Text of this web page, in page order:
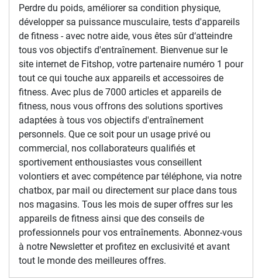
Perdre du poids, améliorer sa condition physique,
développer sa puissance musculaire, tests d'appareils
de fitness - avec notre aide, vous êtes sûr d‘atteindre
tous vos objectifs d'entraînement. Bienvenue sur le
site internet de Fitshop, votre partenaire numéro 1 pour
tout ce qui touche aux appareils et accessoires de
fitness. Avec plus de 7000 articles et appareils de
fitness, nous vous offrons des solutions sportives
adaptées à tous vos objectifs d'entraînement
personnels. Que ce soit pour un usage privé ou
commercial, nos collaborateurs qualifiés et
sportivement enthousiastes vous conseillent
volontiers et avec compétence par téléphone, via notre
chatbox, par mail ou directement sur place dans tous
nos magasins. Tous les mois de super offres sur les
appareils de fitness ainsi que des conseils de
professionnels pour vos entraînements. Abonnez-vous
à notre Newsletter et profitez en exclusivité et avant
tout le monde des meilleures offres.